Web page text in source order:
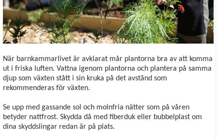
När barnkammarlivet är avklarat mår plantorna bra av att komma
ut i friska luften. Vattna igenom plantorna och plantera på samma
djup som växten stått i sin kruka på det avstånd som
rekommenderas för växten.
Se upp med gassande sol och molnfria nätter som på våren
betyder nattfrost. Skydda då med fiberduk eller bubbelplast om
dina skyddslingar redan är på plats.